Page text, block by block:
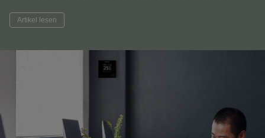
Artikel lesen